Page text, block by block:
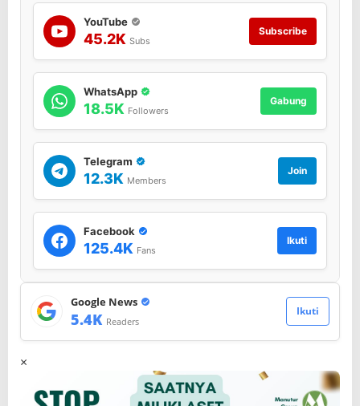
YouTube
45.2K Subs
Subscribe
WhatsApp
18.5K Followers
Gabung
Telegram
12.3K Members
Join
Facebook
125.4K Fans
Ikuti
Google News
5.4K Readers
Ikuti
×